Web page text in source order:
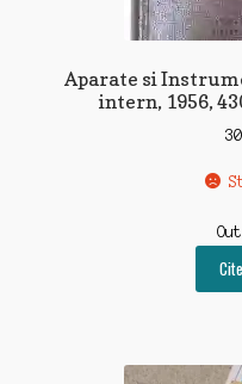
Aparate si
intern, 1956,